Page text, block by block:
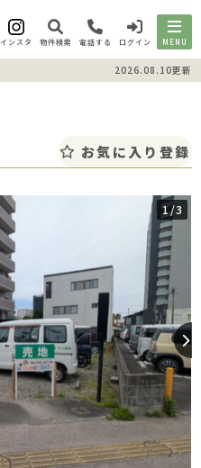
インスタ 物件検索 電話する ログイン MENU
2026.08.10更新
お気に入り登録
1/3